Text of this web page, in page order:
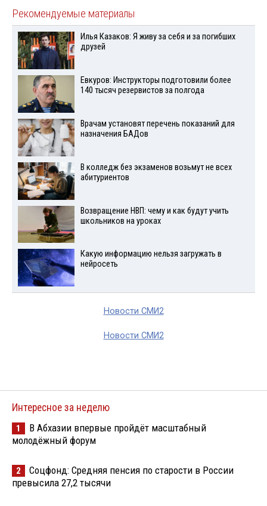
Рекомендуемые материалы
Илья Казаков: Я живу за себя и за погибших
друзей
Евкуров: Инструкторы подготовили более
140 тысяч резервистов за полгода
Врачам установят перечень показаний для
назначения БАДов
В колледж без экзаменов возьмут не всех
абитуриентов
Возвращение НВП: чему и как будут учить
школьников на уроках
Какую информацию нельзя загружать в
нейросеть
Новости СМИ2
Новости СМИ2
Интересное за неделю
1
В Абхазии впервые пройдёт масштабный
молодёжный форум
2
Соцфонд: Средняя пенсия по старости в России
превысила 27,2 тысячи